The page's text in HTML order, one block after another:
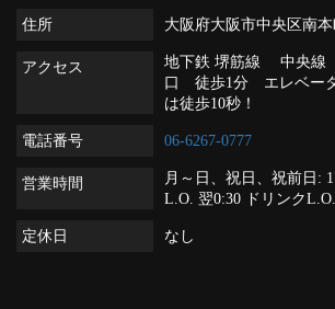
住所 大阪府大阪市中央区南
アクセス
地下鉄 堺筋線 中央
口 徒歩1分 エレベー
は徒歩10秒！
電話番号 06-6267-0777
営業時間
月～日、祝日、祝前日:
L.O. 翌0:30 ドリンクL.O.
定休日 なし